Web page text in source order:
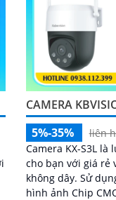
CAMERA
5%-35%
liên
Camera KX-S3L là
cho bạn với giá rẻ
không dây. Sử dụng công nghệ xử lý
hình ảnh Chip